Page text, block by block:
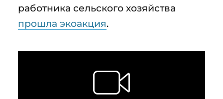
работника сельского хозяйства
прошла экоакция.